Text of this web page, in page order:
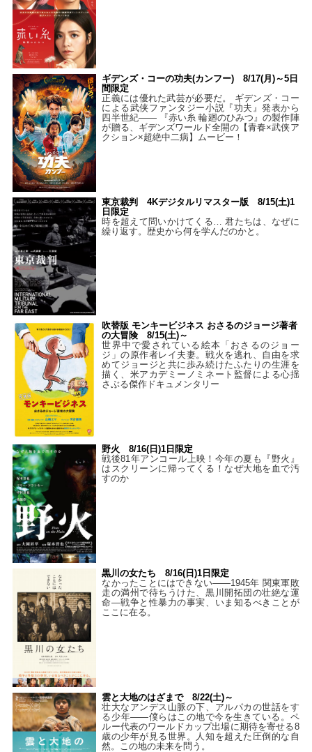
ギデンズ・コーの功夫(カンフー) 8/17(月)～5日
間限定
正義には優れた武芸が必要だ。 ギデンズ・コー
による武侠ファンタジー小説『功夫』発表から
四半世紀―― 『赤い糸 輪廻のひみつ』の製作陣
が贈る、ギデンズワールド全開の【青春×武侠ア
クション×超絶中二病】ムービー！
東京裁判 4Kデジタルリマスター版 8/15(土)1
日限定
時を超えて問いかけてくる… 君たちは、なぜに
繰り返す。歴史から何を学んだのかと。
吹替版 モンキービジネス おさるのジョージ著者
の大冒険 8/15(土)～
世界中で愛されている絵本「おさるのジョー
ジ」の原作者レイ夫妻。戦火を逃れ、自由を求
めてジョージと共に歩み続けたふたりの生涯を
描く、米アカデミーノミネート監督による心揺
さぶる傑作ドキュメンタリー
野火 8/16(日)1日限定
戦後81年アンコール上映！今年の夏も『野火』
はスクリーンに帰ってくる！なぜ大地を血で汚
すのか
黒川の女たち 8/16(日)1日限定
なかったことにはできない——1945年 関東軍敗
走の満州で待ちうけた、黒川開拓団の壮絶な運
命―戦争と性暴力の事実、いま知るべきことが
ここに在る。
雲と大地のはざまで 8/22(土)～
壮大なアンデス山脈の下、アルパカの世話をす
る少年――僕らはこの地で今を生きている。ペ
ルー代表のワールドカップ出場に期待を寄せる8
歳の少年が見る世界。人知を超えた圧倒的な自
然。この地の未来を問う。